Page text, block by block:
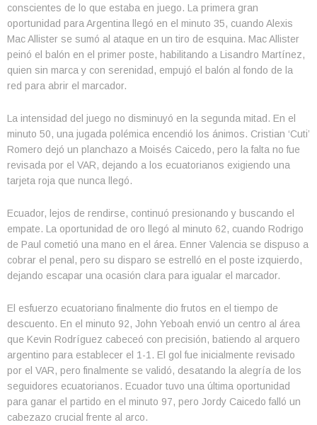
conscientes de lo que estaba en juego. La primera gran
oportunidad para Argentina llegó en el minuto 35, cuando Alexis
Mac Allister se sumó al ataque en un tiro de esquina. Mac Allister
peinó el balón en el primer poste, habilitando a Lisandro Martínez,
quien sin marca y con serenidad, empujó el balón al fondo de la
red para abrir el marcador.
La intensidad del juego no disminuyó en la segunda mitad. En el
minuto 50, una jugada polémica encendió los ánimos. Cristian ‘Cuti’
Romero dejó un planchazo a Moisés Caicedo, pero la falta no fue
revisada por el VAR, dejando a los ecuatorianos exigiendo una
tarjeta roja que nunca llegó.
Ecuador, lejos de rendirse, continuó presionando y buscando el
empate. La oportunidad de oro llegó al minuto 62, cuando Rodrigo
de Paul cometió una mano en el área. Enner Valencia se dispuso a
cobrar el penal, pero su disparo se estrelló en el poste izquierdo,
dejando escapar una ocasión clara para igualar el marcador.
El esfuerzo ecuatoriano finalmente dio frutos en el tiempo de
descuento. En el minuto 92, John Yeboah envió un centro al área
que Kevin Rodríguez cabeceó con precisión, batiendo al arquero
argentino para establecer el 1-1. El gol fue inicialmente revisado
por el VAR, pero finalmente se validó, desatando la alegría de los
seguidores ecuatorianos. Ecuador tuvo una última oportunidad
para ganar el partido en el minuto 97, pero Jordy Caicedo falló un
cabezazo crucial frente al arco.